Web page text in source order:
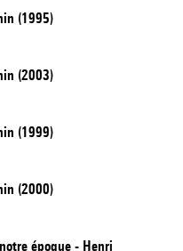
(1995)
(2003)
(1999)
(2000)
époque - Henri